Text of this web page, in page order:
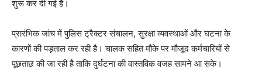
शुरू कर दी गई है।
प्रारंभिक जांच में पुलिस ट्रैक्टर संचालन, सुरक्षा व्यवस्थाओं और घटना के
कारणों की पड़ताल कर रही है। चालक सहित मौके पर मौजूद कर्मचारियों से
पूछताछ की जा रही है ताकि दुर्घटना की वास्तविक वजह सामने आ सके।